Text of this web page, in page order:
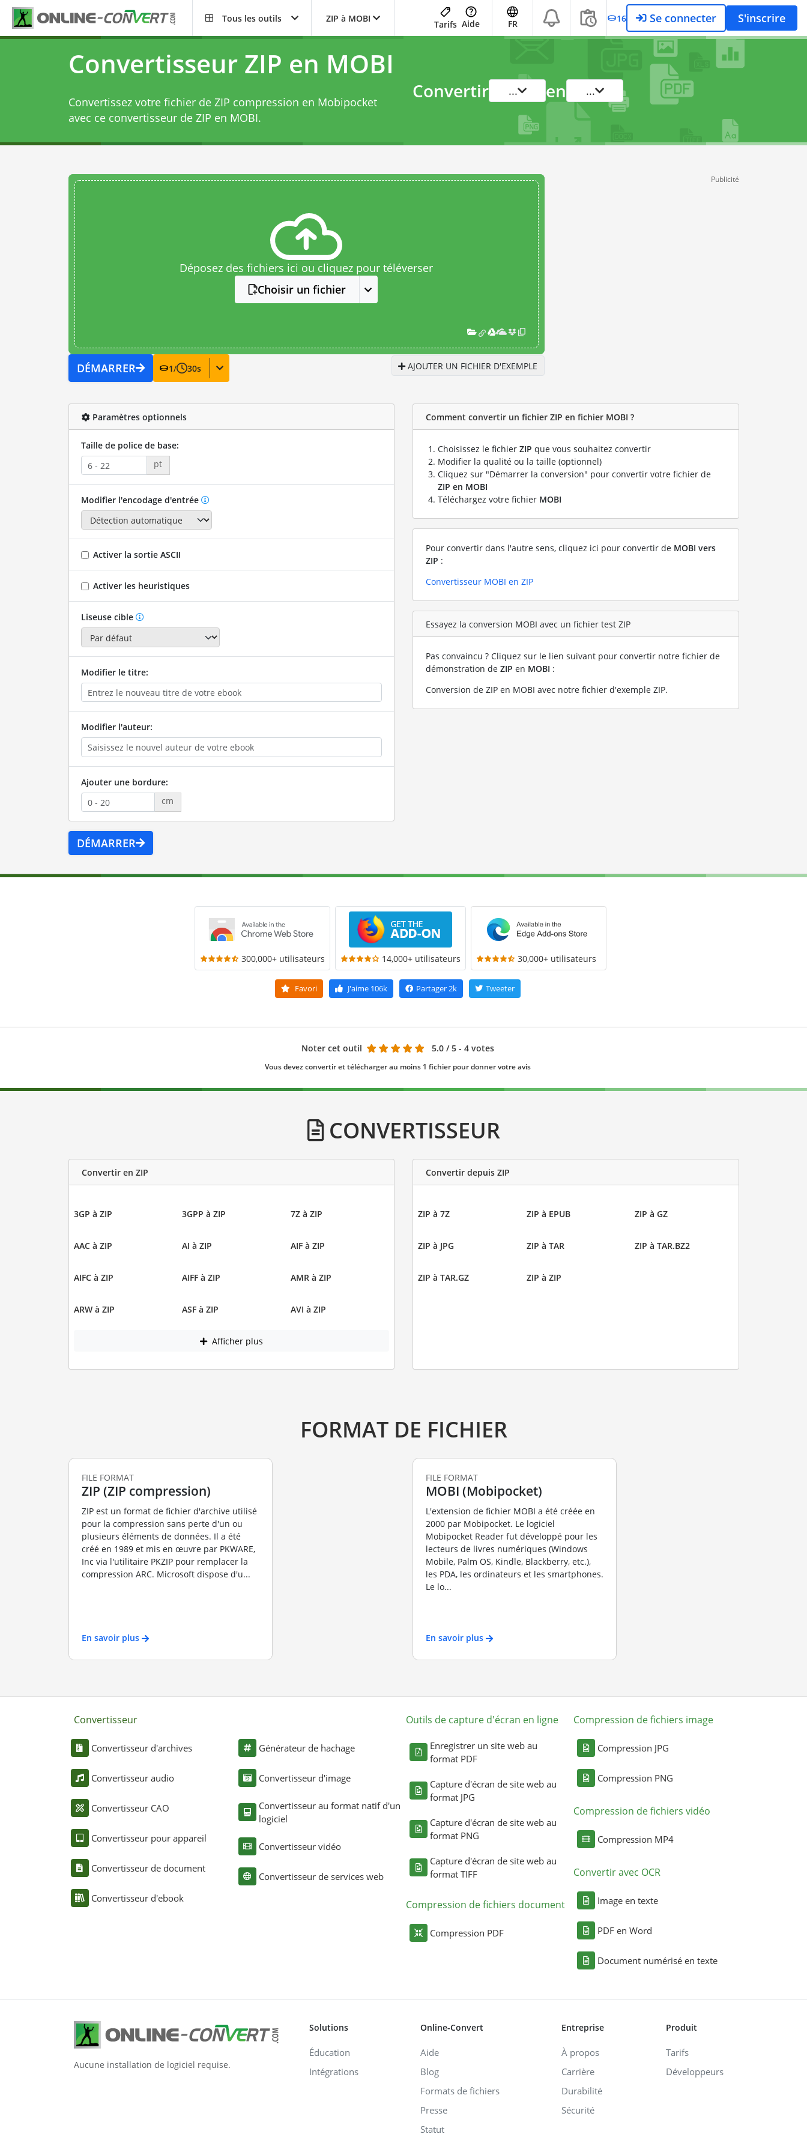
Tous les outils ZIP à MOBI
Tarifs Aide FR 16 Se connecter S'inscrire
Convertisseur ZIP en MOBI
Convertissez votre fichier de ZIP compression en Mobipocket
avec ce convertisseur de ZIP en MOBI.
Convertir ... en ...
Déposez des fichiers ici ou cliquez pour téléverser
Choisir un fichier
DÉMARRER 1/ 30s AJOUTER UN FICHIER D'EXEMPLE
Publicité
Paramètres optionnels
Taille de police de base:
pt
Modifier l'encodage d'entrée
Activer la sortie ASCII
Activer les heuristiques
Liseuse cible
Modifier le titre:
Modifier l'auteur:
Ajouter une bordure:
cm
DÉMARRER
Comment convertir un fichier ZIP en fichier MOBI ?
Choisissez le fichier ZIP que vous souhaitez convertir
Modifier la qualité ou la taille (optionnel)
Cliquez sur "Démarrer la conversion" pour convertir votre fichier de
ZIP en MOBI
Téléchargez votre fichier MOBI
Pour convertir dans l'autre sens, cliquez ici pour convertir de MOBI vers
ZIP :
Convertisseur MOBI en ZIP
Essayez la conversion MOBI avec un fichier test ZIP
Pas convaincu ? Cliquez sur le lien suivant pour convertir notre fichier de
démonstration de ZIP en MOBI :
Conversion de ZIP en MOBI avec notre fichier d'exemple ZIP.
300,000+ utilisateurs 14,000+ utilisateurs 30,000+ utilisateurs
Favori J'aime106k Partager2k Tweeter
Noter cet outil 5.0 / 5 - 4 votes
Vous devez convertir et télécharger au moins 1 fichier pour donner votre avis
CONVERTISSEUR
Convertir en ZIP
3GP à ZIP 3GPP à ZIP 7Z à ZIP
AAC à ZIP AI à ZIP AIF à ZIP
AIFC à ZIP AIFF à ZIP AMR à ZIP
ARW à ZIP ASF à ZIP AVI à ZIP
Afficher plus
Convertir depuis ZIP
ZIP à 7Z ZIP à EPUB ZIP à GZ
ZIP à JPG ZIP à TAR ZIP à TAR.BZ2
ZIP à TAR.GZ ZIP à ZIP
FORMAT DE FICHIER
FILE FORMAT
ZIP (ZIP compression)
ZIP est un format de fichier d'archive utilisé
pour la compression sans perte d'un ou
plusieurs éléments de données. Il a été
créé en 1989 et mis en œuvre par PKWARE,
Inc via l'utilitaire PKZIP pour remplacer la
compression ARC. Microsoft dispose d'u...
En savoir plus
FILE FORMAT
MOBI (Mobipocket)
L'extension de fichier MOBI a été créée en
2000 par Mobipocket. Le logiciel
Mobipocket Reader fut développé pour les
lecteurs de livres numériques (Windows
Mobile, Palm OS, Kindle, Blackberry, etc.),
les PDA, les ordinateurs et les smartphones.
Le lo...
En savoir plus
Convertisseur
Convertisseur d'archives
Convertisseur audio
Convertisseur CAO
Convertisseur pour appareil
Convertisseur de document
Convertisseur d'ebook
Générateur de hachage
Convertisseur d'image
Convertisseur au format natif d'un
logiciel
Convertisseur vidéo
Convertisseur de services web
Outils de capture d'écran en ligne
Enregistrer un site web au
format PDF
Capture d'écran de site web au
format JPG
Capture d'écran de site web au
format PNG
Capture d'écran de site web au
format TIFF
Compression de fichiers document
Compression PDF
Compression de fichiers image
Compression JPG
Compression PNG
Compression de fichiers vidéo
Compression MP4
Convertir avec OCR
Image en texte
PDF en Word
Document numérisé en texte
Aucune installation de logiciel requise.
Solutions
Éducation
Intégrations
Online-Convert
Aide
Blog
Formats de fichiers
Presse
Statut
Entreprise
À propos
Carrière
Durabilité
Sécurité
Produit
Tarifs
Développeurs